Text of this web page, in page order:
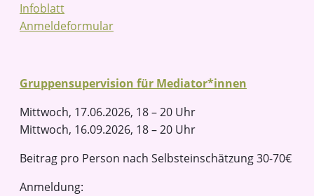
Infoblatt
Anmeldeformular
Gruppensupervision für Mediator*innen
Mittwoch, 17.06.2026, 18 – 20 Uhr
Mittwoch, 16.09.2026, 18 – 20 Uhr
Beitrag pro Person nach Selbsteinschätzung 30-70€
Anmeldung: